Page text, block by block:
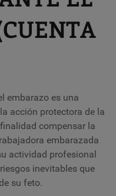
embarazo es una
acción protectora de la
compensar la
embarazada
actividad profesional
inevitables que
su feto.